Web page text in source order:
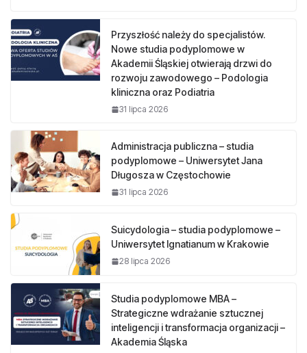
Przyszłość należy do specjalistów.
Nowe studia podyplomowe w
Akademii Śląskiej otwierają drzwi do
rozwoju zawodowego – Podologia
kliniczna oraz Podiatria
31 lipca 2026
Administracja publiczna – studia
podyplomowe – Uniwersytet Jana
Długosza w Częstochowie
31 lipca 2026
Suicydologia – studia podyplomowe –
Uniwersytet Ignatianum w Krakowie
28 lipca 2026
Studia podyplomowe MBA –
Strategiczne wdrażanie sztucznej
inteligencji i transformacja organizacji –
Akademia Śląska